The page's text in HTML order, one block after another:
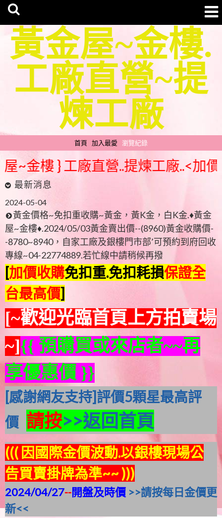
黃金屋~金樓.
工廠直營~提
煉工廠
首頁 加入最愛 瀏覽紀錄
金樓 } 工廠直營..提煉工廠..<加價
最新消息
2024-05-04
黃金價格~免扣重收購~黃金，黃K金，白K金.♦黃金
屋~金樓♦.2024/05/03黃金賣出價--(8960)黃金收購價-
-8780~8940，自家工廠及銀樓門市部’可預約到府回收
專線~04-22774889.若忙線中請稍候再撥
[加價收購免扣重.免扣耗損保證全
台最高價]
[~歡迎光臨首頁上方拍賣場
~]{{ 預購買或來店者~~再
享優惠價 }}
[感謝網友支持]評價5顆星最高評
價 請按>>返回首頁
((( 因國際金價波動.以銀樓現場公
告買賣掛牌為準~~ )))
2024/04/27--開盤及時價 >>請按每日金價更
新<<